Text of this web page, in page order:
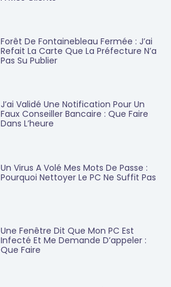
Forêt De Fontainebleau Fermée : J’ai
Refait La Carte Que La Préfecture N’a
Pas Su Publier
J’ai Validé Une Notification Pour Un
Faux Conseiller Bancaire : Que Faire
Dans L’heure
Un Virus A Volé Mes Mots De Passe :
Pourquoi Nettoyer Le PC Ne Suffit Pas
Une Fenêtre Dit Que Mon PC Est
Infecté Et Me Demande D’appeler :
Que Faire